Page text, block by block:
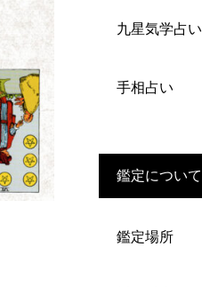
九星気学占い
手相占い
鑑定について
鑑定場所